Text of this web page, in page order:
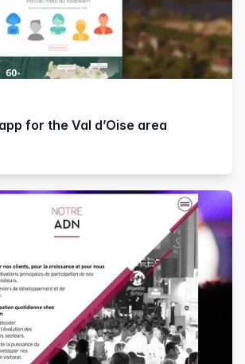
for the Val d’Oise area